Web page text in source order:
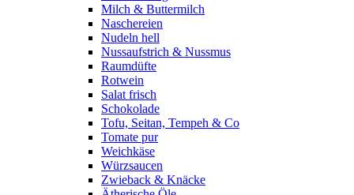
Milch & Buttermilch
Naschereien
Nudeln hell
Nussaufstrich & Nussmus
Raumdüfte
Rotwein
Salat frisch
Schokolade
Tofu, Seitan, Tempeh & Co
Tomate pur
Weichkäse
Würzsaucen
Zwieback & Knäcke